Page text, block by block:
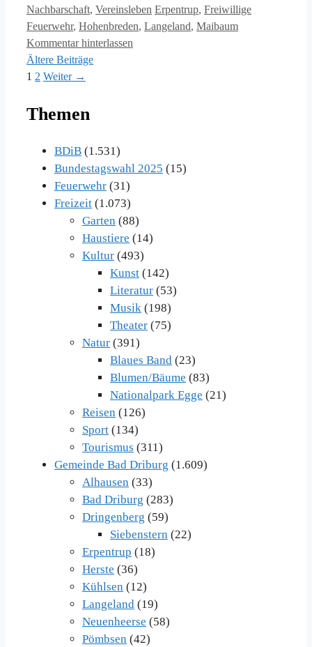
Nachbarschaft, Vereinsleben Schlagwörter
Erpentrup, Freiwillige
Feuerwehr, Hohenbreden, Langeland, Maibaum
Kommentar hinterlassen
Ältere Beiträge
Seite
1 Seite
2 Weiter →
Themen
BDiB (1.531)
Bundestagswahl 2025 (15)
Feuerwehr (31)
Freizeit (1.073)
Garten (88)
Haustiere (14)
Kultur (493)
Kunst (142)
Literatur (53)
Musik (198)
Theater (75)
Natur (391)
Blaues Band (23)
Blumen/Bäume (83)
Nationalpark Egge (21)
Reisen (126)
Sport (134)
Tourismus (311)
Gemeinde Bad Driburg (1.609)
Alhausen (33)
Bad Driburg (283)
Dringenberg (59)
Siebenstern (22)
Erpentrup (18)
Herste (36)
Kühlsen (12)
Langeland (19)
Neuenheerse (58)
Pömbsen (42)